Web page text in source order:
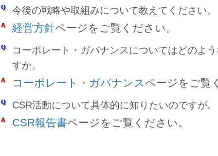
今後の戦略や取組みについて教えてください。
経営方針ページをご覧ください。
コーポレート・ガバナンスについてはどのよ
すか。
コーポレート・ガバナンスページをご覧
CSR活動について具体的に知りたいのですが。
CSR報告書ページをご覧ください。